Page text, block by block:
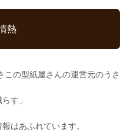
熱
の型紙屋さんの運営元のうさ
す」
はあふれています。